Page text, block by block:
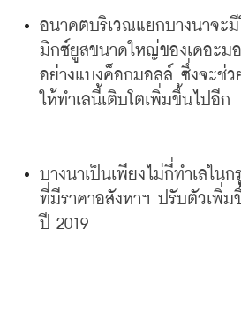
อนาคตบริเวณแยกบางนาจะมี
มิกซ์ยูสขนาดใหญ่ของเดอะมอ
อย่างแบงค็อกมอลล์ ซึ่งจะช่
ให้ทำเลนี้เติบโตเพิ่มขึ้นไปอีก
บางนาเป็นเพียงไม่กี่ทำเลในก
ที่มีราคาอสังหาฯ ปรับตัวเพิ่ม
ปี
2019